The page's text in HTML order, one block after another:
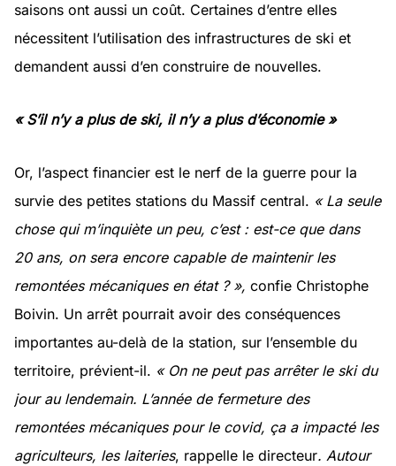
saisons ont aussi un coût. Certaines d’entre elles
nécessitent l’utilisation des infrastructures de ski et
demandent aussi d’en construire de nouvelles.
« S’il n’y a plus de ski, il n’y a plus d’économie »
Or, l’aspect financier est le nerf de la guerre pour la
survie des petites stations du Massif central. « La seule
chose qui m’inquiète un peu, c’est : est-ce que dans
20 ans, on sera encore capable de maintenir les
remontées mécaniques en état ? », confie Christophe
Boivin. Un arrêt pourrait avoir des conséquences
importantes au-delà de la station, sur l’ensemble du
territoire, prévient-il. « On ne peut pas arrêter le ski du
jour au lendemain. L’année de fermeture des
remontées mécaniques pour le covid, ça a impacté les
agriculteurs, les laiteries, rappelle le directeur. Autour